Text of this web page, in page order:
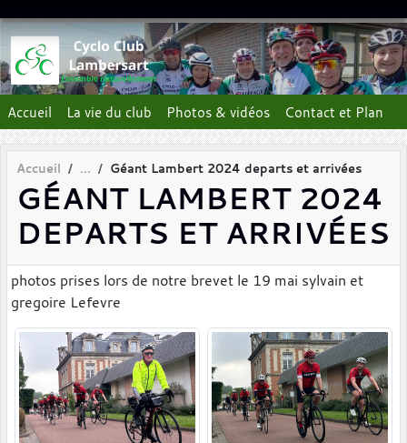
Accueil La vie du club Photos & vidéos Contact et Plan
Accueil Géant Lambert 2024 departs et arrivées
GÉANT LAMBERT 2024
DEPARTS ET ARRIVÉES
photos prises lors de notre brevet le 19 mai sylvain et
gregoire Lefevre